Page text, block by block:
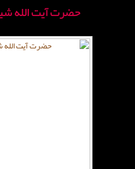
الله شیخ حسنعلی نجابت